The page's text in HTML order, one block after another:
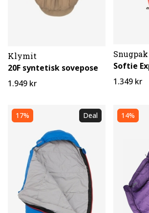
Klymit
20F syntetisk sovepose
1.949 kr
Snugpak
1.349 kr
17% Deal 14%